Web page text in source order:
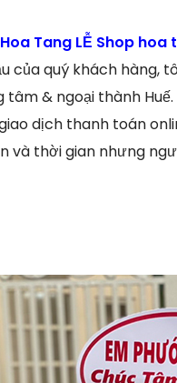
Tang LỄ Shop hoa
của quý khách hàng,
& ngoại thành
dịch thanh toán
và thời gian nhưng